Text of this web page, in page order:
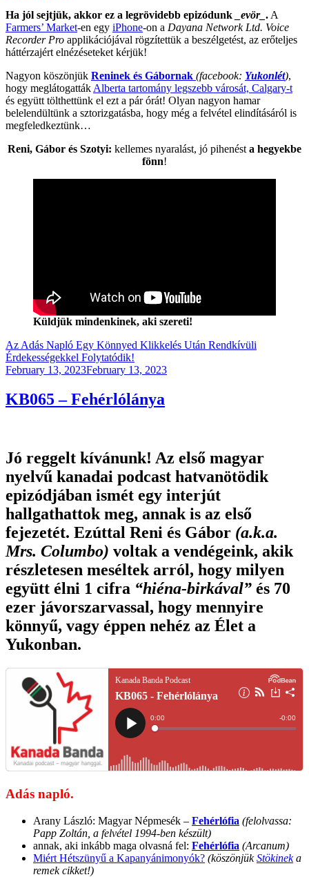
Ha jól sejtjük, akkor ez a legrövidebb epizódunk _evör_ . A
Farmers’ Market-en egy iPhone-on a Dayana Network Ltd. Voice
Recorder Pro applikációjával rögzítettük a beszélgetést, az erőteljes
háttérzajért elnézéseteket kérjük!
Nagyon köszönjük Reninek és Gábornak (facebook: Yukonlét),
hogy meglátogatták Alberta tartomány legszebb városát, Calgary-t
és együtt tölthettünk el ezt a pár órát! Olyan nagyon hamar
belelendültünk a sztorizgatásba, hogy még a felvétel elindításáról is
megfeledkeztünk…
Reni, Gábor és Szotyi: kellemes nyaralást, jó pihenést a hegyekbe
fönn!
Küldjük mindenkinek, aki szereti!
Az Adás Napló Egy Könnyed Klikkelés Után Rendkívüli
Érdekességekkel Folytatódik!
Posted
February 13, 2023February 13, 2023
KB065 – Fehérlólánya
Jó reggelt kívánunk! Az első magyar
nyelvű kanadai podcast hatvanötödik
epizódjában ismét egy interjút
hallgathattok meg, annak is az első
fejezetét. Ezúttal Reni és Gábor (a.k.a.
Mrs. Columbo) voltak a vendégeink, akik
részletesen meséltek arról, hogy milyen
együtt élni 1 cifra “hiéna-birkával” és 70
ezer jávorszarvassal, hogy mennyire
könnyű, vagy éppen nehéz az Élet a
Yukonban.
Adás napló.
Arany László: Magyar Népmesék – Fehérlófia (felolvassa:
Papp Zoltán, a felvétel 1994-ben készült)
annak, aki inkább maga olvasná fel: Fehérlófia (Arcanum)
Miért Hétszünyű a Kapanyánimonyók? (köszönjükStökineka
remek cikket!)